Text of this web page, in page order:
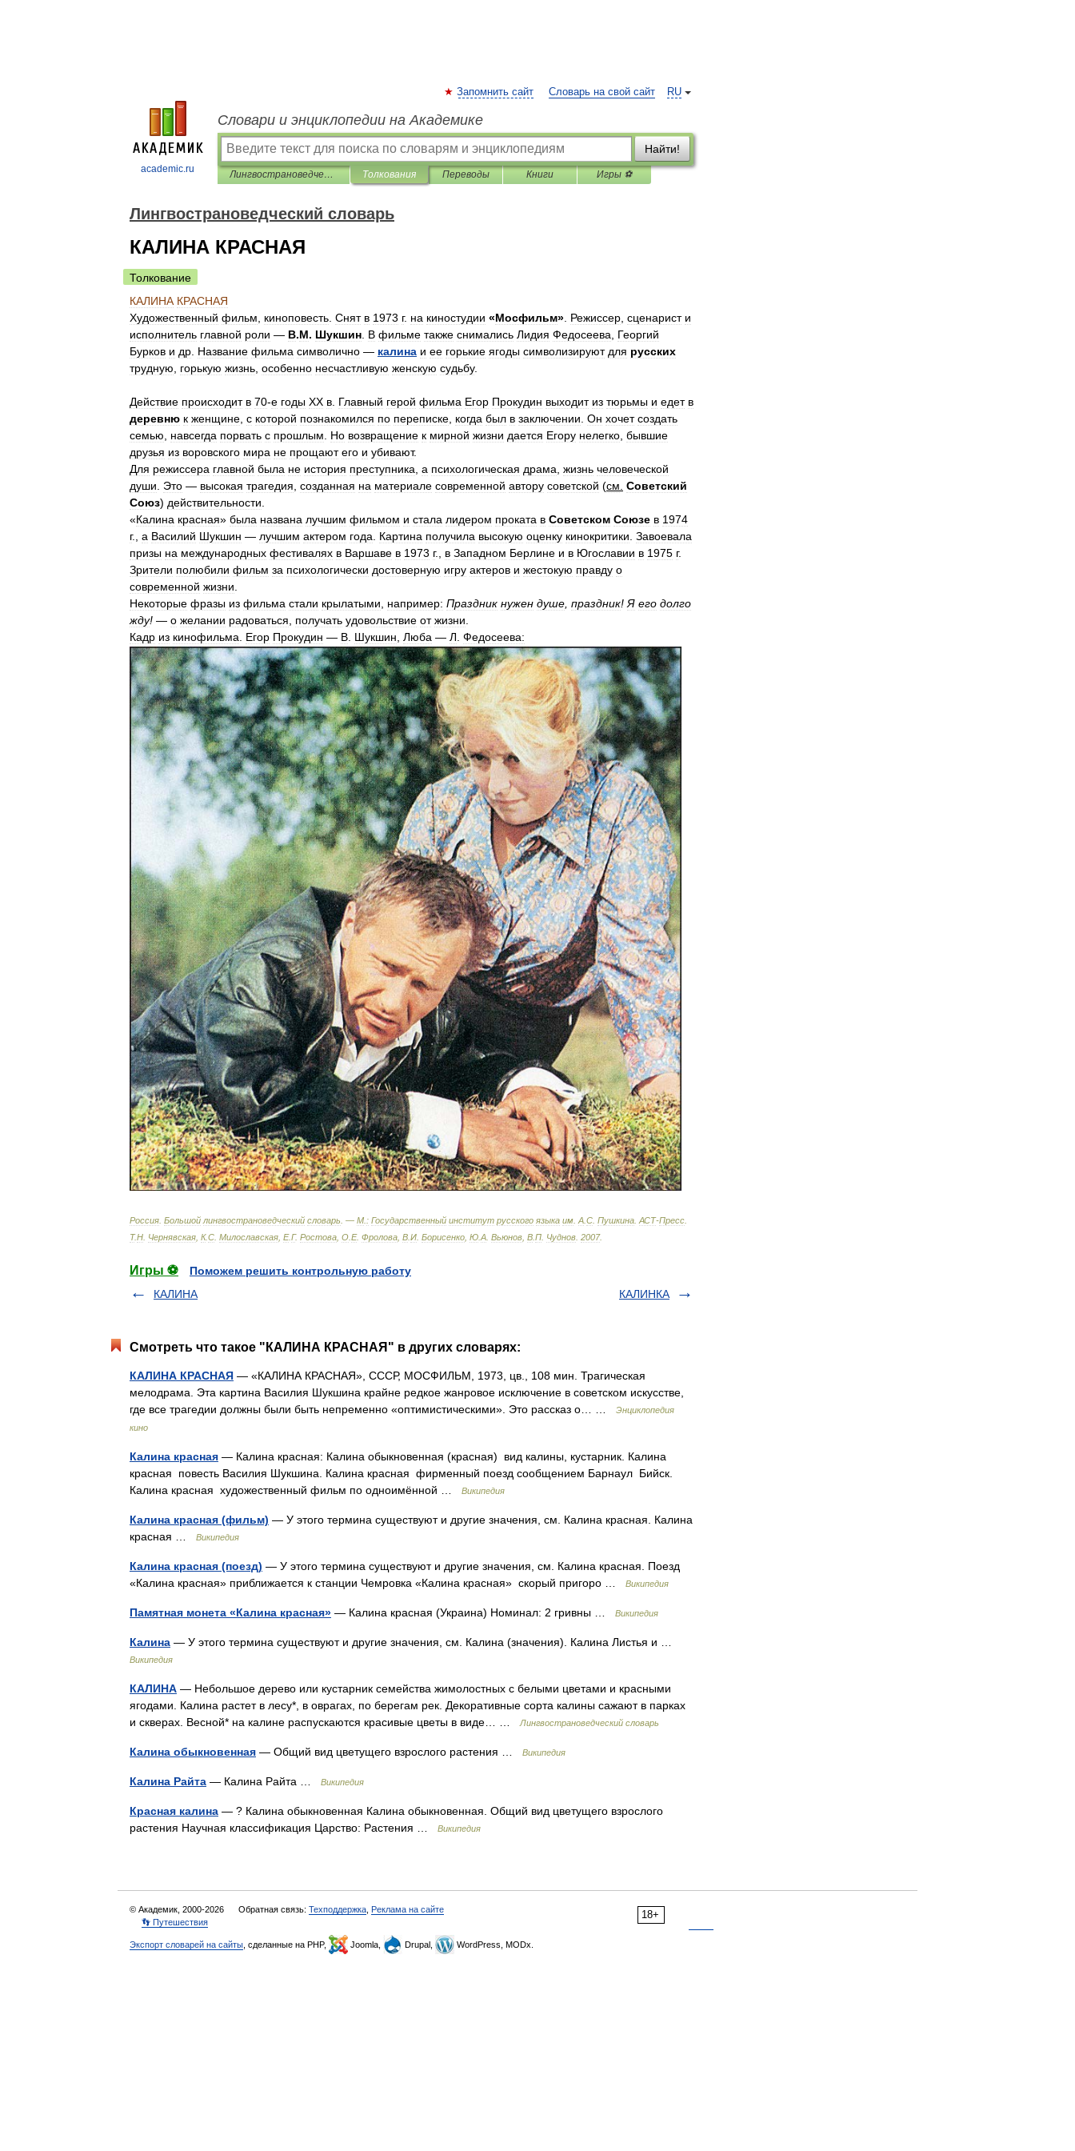
academic.ru
RU
Запомнить сайт Словарь на свой сайт
Словари и энциклопедии на Академике
Найти!
Лингвострановедческий словарь Толкования Переводы Книги Игры ⚽
Лингвострановедческий словарь
КАЛИНА КРАСНАЯ
Толкование
КАЛИНА КРАСНАЯ
Художественный фильм киноповесть Снят в 1973 г. на киностудии «Мосфильм» Режиссер сценарист и
исполнитель главной роли — В.М. Шукшин В фильме также снимались Лидия Федосеева
Георгий
Бурков и др Название фильма символично — калина и ее горькие ягоды символизируют для русских
трудную
горькую жизнь особенно несчастливую женскую судьбу.
Действие происходит в 70-е годы XX в Главный герой фильма Егор Прокудин выходит из тюрьмы и едет в
деревню к женщине с которой познакомился по переписке когда был в заключении Он хочет создать
семью
навсегда порвать с прошлым Но возвращение к мирной жизни дается Егору нелегко бывшие
друзья из воровского мира не прощают его и убивают.
Для режиссера главной была не история преступника а психологическая драма жизнь человеческой
души
Это — высокая трагедия созданная на материале современной автору советской (см Советский
Союз) действительности
«Калина красная» была названа лучшим фильмом и стала лидером проката в Советском Союзе в 1974
г., а Василий Шукшин — лучшим актером года Картина получила высокую оценку кинокритики Завоевала
призы на международных фестивалях в Варшаве в 1973 г., в Западном Берлине и в Югославии в 1975 г.
Зрители полюбили фильм за психологически достоверную игру актеров и жестокую правду о
современной жизни
Некоторые фразы из фильма стали крылатыми например: Праздник нужен душе праздник! Я его долго
жду! — о желании радоваться получать удовольствие от жизни
Кадр из кинофильма Егор Прокудин — В Шукшин Люба — Л Федосеева:
Россия Большой лингвострановедческий словарь . — М : Государственный институт русского языка им А С Пушкина АСТ-Пресс
Т.Н Чернявская К.С Милославская Е.Г. Ростова О Е. Фролова В И Борисенко Ю А Вьюнов В П Чуднов 2007.
Игры ⚽
Поможем решить контрольную работу
КАЛИНА
КАЛИНКА
Смотреть что такое "КАЛИНА КРАСНАЯ" в других словарях:
КАЛИНА КРАСНАЯ — «КАЛИНА КРАСНАЯ», СССР, МОСФИЛЬМ, 1973, цв., 108 мин. Трагическая
мелодрама. Эта картина Василия Шукшина крайне редкое жанровое исключение в советском искусстве,
где все трагедии должны были быть непременно «оптимистическими». Это рассказ о… …
Энциклопедия
кино
Калина красная — Калина красная: Калина обыкновенная (красная) вид калины, кустарник. Калина
красная повесть Василия Шукшина. Калина красная фирменный поезд сообщением Барнаул Бийск.
Калина красная художественный фильм по одноимённой …
Википедия
Калина красная (фильм) — У этого термина существуют и другие значения, см. Калина красная. Калина
красная …
Википедия
Калина красная (поезд) — У этого термина существуют и другие значения, см. Калина красная. Поезд
«Калина красная» приближается к станции Чемровка «Калина красная» скорый пригоро …
Википедия
Памятная монета «Калина красная» — Калина красная (Украина) Номинал: 2 гривны … Википедия
Калина — У этого термина существуют и другие значения, см. Калина (значения). Калина Листья и …
Википедия
КАЛИНА — Небольшое дерево или кустарник семейства жимолостных с белыми цветами и красными
ягодами. Калина растет в лесу*, в оврагах, по берегам рек. Декоративные сорта калины сажают в парках
и скверах. Весной* на калине распускаются красивые цветы в виде… …
Лингвострановедческий словарь
Калина обыкновенная — Общий вид цветущего взрослого растения … Википедия
Калина Райта — Калина Райта … Википедия
Красная калина — ? Калина обыкновенная Калина обыкновенная. Общий вид цветущего взрослого
растения Научная классификация Царство: Растения …
Википедия
18+
© Академик, 2000-2026 Обратная связь: Техподдержка Реклама на сайте
👣 Путешествия
Экспорт словарей на сайты , сделанные на PHP, Joomla, Drupal, WordPress, MODx.